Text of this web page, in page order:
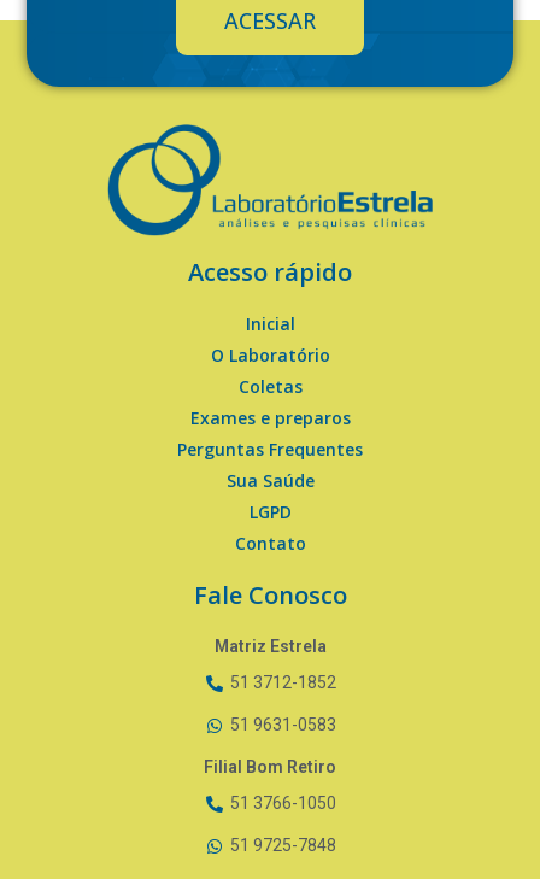
ACESSAR
Acesso rápido
Inicial
O Laboratório
Coletas
Exames e preparos
Perguntas Frequentes
Sua Saúde
LGPD
Contato
Fale Conosco
Matriz Estrela
51 3712-1852
51 9631-0583
Filial Bom Retiro
51 3766-1050
51 9725-7848